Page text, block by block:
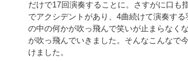
だけで17回演奏することに。さすがに口も
でアクシデントがあり、4曲続けて演奏す
の中の何かが吹っ飛んで笑いが止まらなく
が吹っ飛んでいきました。そんなこんなで
けました。